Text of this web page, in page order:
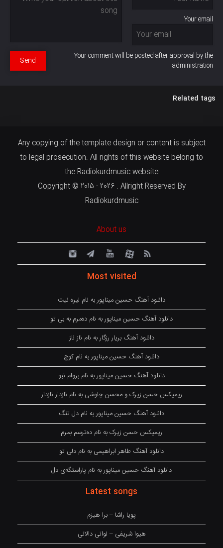
Your email
Your comment will be posted after approval by the
administration
Send
Related tags
Any copying of the template design or content is subject
to legal prosecution. All rights of this website belong to
the Radiokurdmusic website
Copyright © 2015 - 2026 . Allright Reserved By
Radiokurdmusic
About us
Most visited
دانلود آهنگ حسین میناپور به نام لیره نیت
دانلود آهنگ حسین میناپور به نام دەمرم بە بی تو
دانلود آهنگ بریار رزگار به نام ناز ناز
دانلود آهنگ حسین میناپور به نام کوچ
دانلود آهنگ حسین میناپور به نام بروام نبو
ریمیکس حسن زیرک و محسن چاوشی به نام نازدار نازدار
دانلود آهنگ حسین میناپور به نام دل تنگ
ریمیکس حسن زیرک به نام دەترسم بمرم
دانلود آهنگ طاهر ابراهیمی به نام دلی تو
دانلود آهنگ حسین میناپور به نام پاراستگەی دل
Latest songs
پویا راشا – برا هیزم
هیوا شریفی – لوانی دالانی